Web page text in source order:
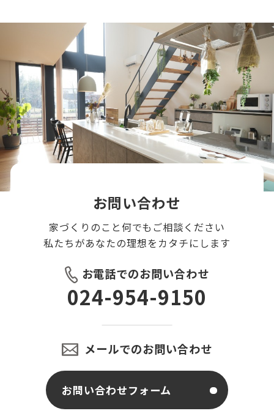
お問い合わせ
家づくりのこと何でもご相談ください
私たちがあなたの理想をカタチにします
お電話でのお問い合わせ
024-954-9150
メールでのお問い合わせ
お問い合わせフォーム